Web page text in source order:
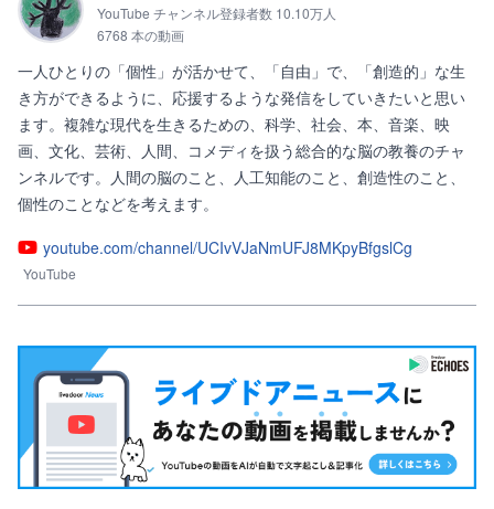
YouTube チャンネル登録者数 10.10万人
6768 本の動画
一人ひとりの「個性」が活かせて、「自由」で、「創造的」な生
き方ができるように、応援するような発信をしていきたいと思い
ます。複雑な現代を生きるための、科学、社会、本、音楽、映
画、文化、芸術、人間、コメディを扱う総合的な脳の教養のチャ
ンネルです。人間の脳のこと、人工知能のこと、創造性のこと、
個性のことなどを考えます。
youtube.com/channel/UCIvVJaNmUFJ8MKpyBfgslCg
YouTube